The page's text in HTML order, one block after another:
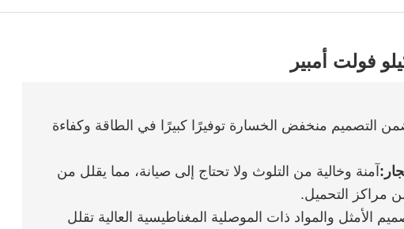
التصميم منخفض الخسارة توفيرًا كبيرًا في الطاقة وكفاءة
آمنة وخالية من التلوث ولا تحتاج إلى صيانة، مما يقلل من
مراكز التحميل.
الأمثل والمواد ذات الموصلية المغناطيسية العالية تقلل